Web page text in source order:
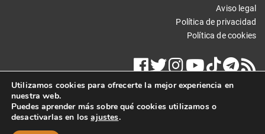
Aviso legal
Política de privacidad
Política de cookies
Copyright © 2022 Carlos Rodríguez Braun. Todos los derechos
Utilizamos cookies para ofrecerte la mejor experiencia en
nuestra web.
Puedes aprender más sobre qué cookies utilizamos o
desactivarlas en losajustes.